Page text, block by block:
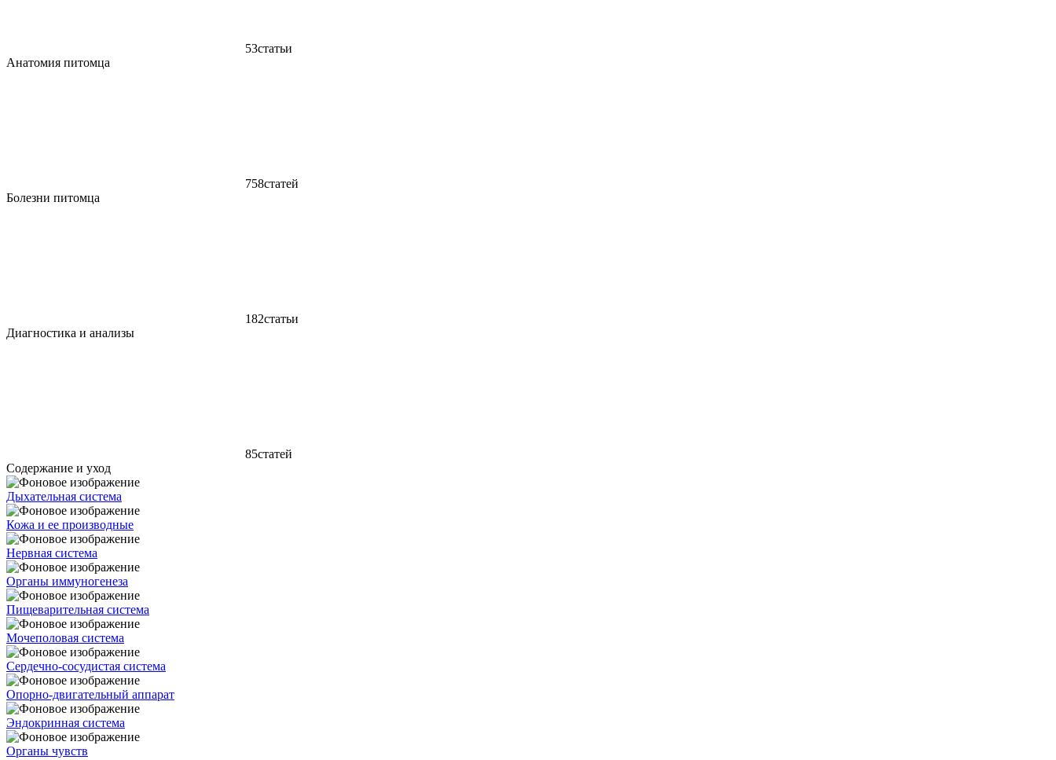
53статьи
Анатомия питомца
758статей
Болезни питомца
182статьи
Диагностика и анализы
85статей
Содержание и уход
Дыхательная система
Кожа и ее производные
Нервная система
Органы иммуногенеза
Пищеварительная система
Мочеполовая система
Сердечно-сосудистая система
Опорно-двигательный аппарат
Эндокринная система
Органы чувств